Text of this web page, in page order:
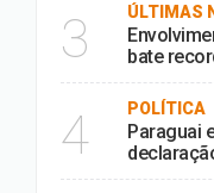
3 ÚLTIMAS
bate
4 POLÍTICA
Paraguai